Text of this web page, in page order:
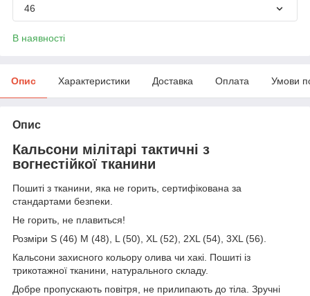
46
В наявності
Опис Характеристики Доставка Оплата Умови
Опис
Кальсони мілітарі тактичні з
вогнестійкої тканини
Пошиті з тканини, яка не горить, сертифікована за
стандартами безпеки.
Не горить, не плавиться!
Розміри S (46) M (48), L (50), XL (52), 2XL (54), 3XL (56).
Кальсони захисного кольору олива чи хакі. Пошиті із
трикотажної тканини, натурального складу.
Добре пропускають повітря, не прилипають до тіла. Зручні